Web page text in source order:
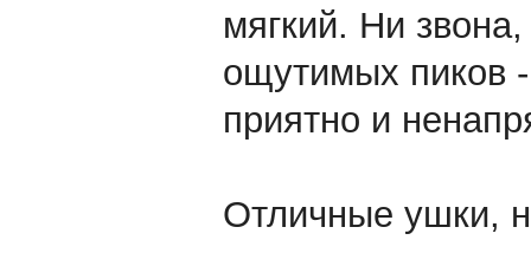
мягкий. Ни
ощутимых пиков -
приятно и
Отличные ушки,